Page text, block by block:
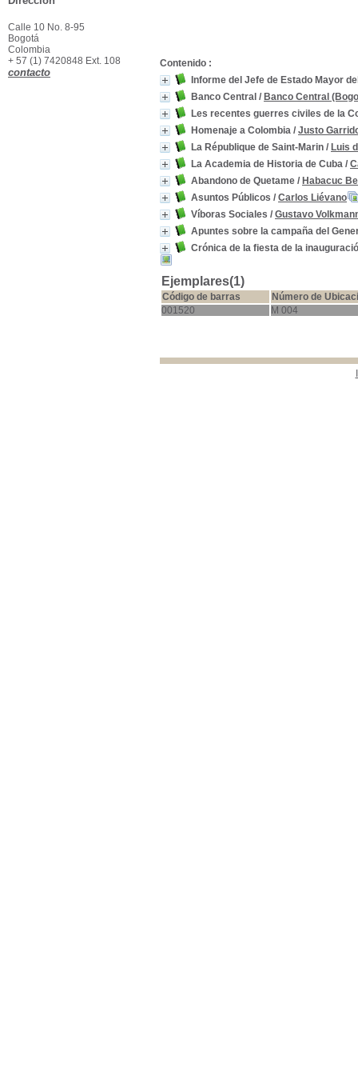
Contenido :
Informe del Jefe de Estado Mayor
Banco Central / Banco Central
Les recentes guerres civiles de la
Homenaje a Colombia / Justo
La République de Saint-Marin / Luis
La Academia de Historia de Cuba /
Abandono de Quetame / Habacuc
Asuntos Públicos / Carlos Liévano
Víboras Sociales / Gustavo
Apuntes sobre la campaña del
Crónica de la fiesta de la
Ejemplares(1)
Código de barras
Número de
001520
M 004
Calle 10 No. 8-95
Bogotá
Colombia
+ 57 (1) 7420848 Ext. 108
contacto